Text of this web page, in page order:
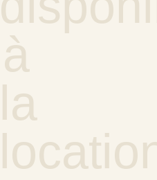
à
la